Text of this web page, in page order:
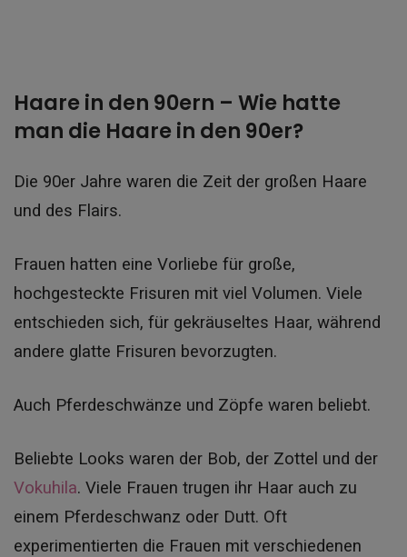
Haare in den 90ern – Wie hatte
man die Haare in den 90er?
Die 90er Jahre waren die Zeit der großen Haare
und des Flairs.
Frauen hatten eine Vorliebe für große,
hochgesteckte Frisuren mit viel Volumen. Viele
entschieden sich, für gekräuseltes Haar, während
andere glatte Frisuren bevorzugten.
Auch Pferdeschwänze und Zöpfe waren beliebt.
Beliebte Looks waren der Bob, der Zottel und der
Vokuhila. Viele Frauen trugen ihr Haar auch zu
einem Pferdeschwanz oder Dutt. Oft
experimentierten die Frauen mit verschiedenen